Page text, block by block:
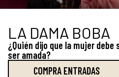
LA DAMA BOBA
¿Quién dijo que la mujer
ser amada?
COMPRA ENTRADAS